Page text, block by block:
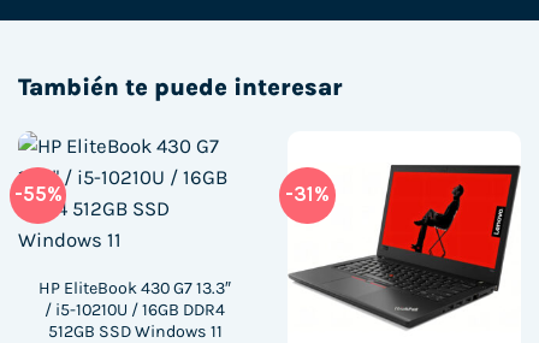
También te puede interesar
-55%
HP EliteBook 430 G7 13.3″
/ i5-10210U / 16GB DDR4
512GB SSD Windows 11
-31%